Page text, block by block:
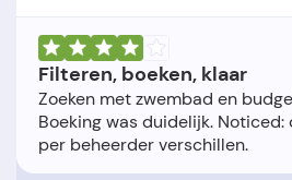
Filteren, boeken, klaar
Zoeken met zwembad en
Boeking was duidelijk.